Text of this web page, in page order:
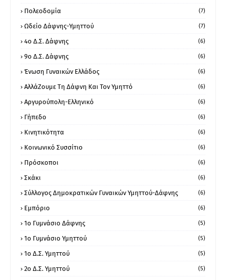
Πολεοδομία (7)
Ωδείο Δάφνης-Υμηττού (7)
4ο Δ.Σ. Δάφνης (6)
9ο Δ.Σ. Δάφνης (6)
Ένωση Γυναικών Ελλάδος (6)
ΑλλάΖουμε Τη Δάφνη Και Τον Υμηττό (6)
Αργυρούπολη-Ελληνικό (6)
Γήπεδο (6)
Κινητικότητα (6)
Κοινωνικό Συσσίτιο (6)
Πρόσκοποι (6)
Σκάκι (6)
Σύλλογος Δημοκρατικών Γυναικών Υμηττού-Δάφνης (6)
Εμπόριο (6)
1ο Γυμνάσιο Δάφνης (5)
1ο Γυμνάσιο Υμηττού (5)
1ο Δ.Σ. Υμηττού (5)
2ο Δ.Σ. Υμηττού (5)